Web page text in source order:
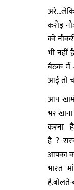
करोड़
को
भी नहीं
बैठक में
आई तो
आप
भर
करना
है ?
आपका
भारत